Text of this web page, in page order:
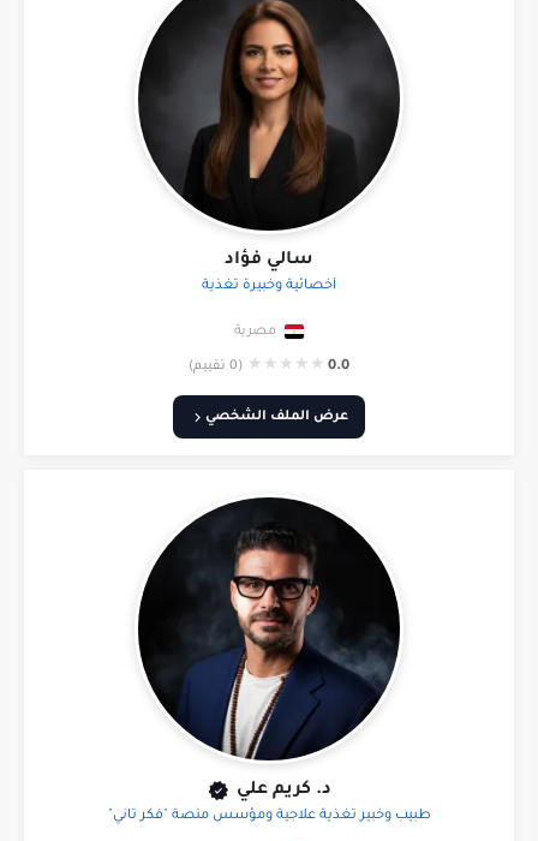
سالي فؤاد
أخصائية وخبيرة تغذية
مصرية
0.0
★
★
★
★
★ (0 تقييم)
عرض الملف الشخصي
د. كريم علي
طبيب وخبير تغذية علاجية ومؤسس منصة "فكر تاني"